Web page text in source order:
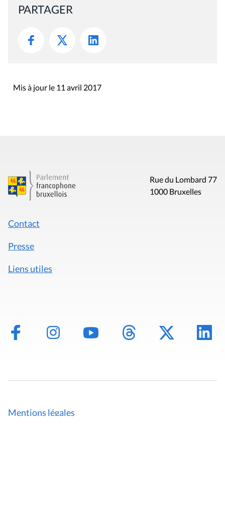
PARTAGER
Mis à jour le 11 avril 2017
Rue du Lombard 77
1000 Bruxelles
Contact
Presse
Liens utiles
Mentions légales